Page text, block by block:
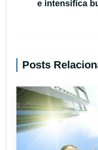
e intensifica
Posts